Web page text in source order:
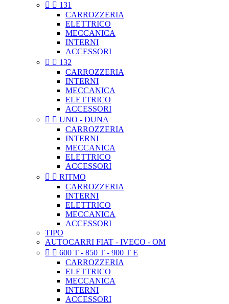
  131
CARROZZERIA
ELETTRICO
MECCANICA
INTERNI
ACCESSORI
  132
CARROZZERIA
INTERNI
MECCANICA
ELETTRICO
ACCESSORI
  UNO - DUNA
CARROZZERIA
INTERNI
MECCANICA
ELETTRICO
ACCESSORI
  RITMO
CARROZZERIA
INTERNI
ELETTRICO
MECCANICA
ACCESSORI
TIPO
AUTOCARRI FIAT - IVECO - OM
  600 T - 850 T - 900 T E
CARROZZERIA
ELETTRICO
MECCANICA
INTERNI
ACCESSORI